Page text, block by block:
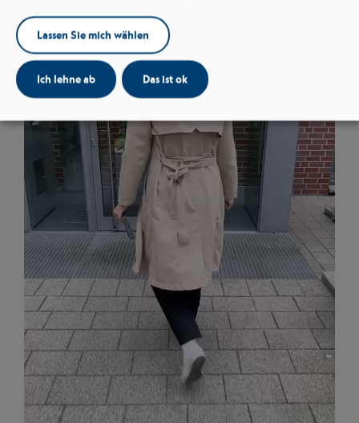
Lassen Sie mich wählen
Ich lehne ab Das ist ok